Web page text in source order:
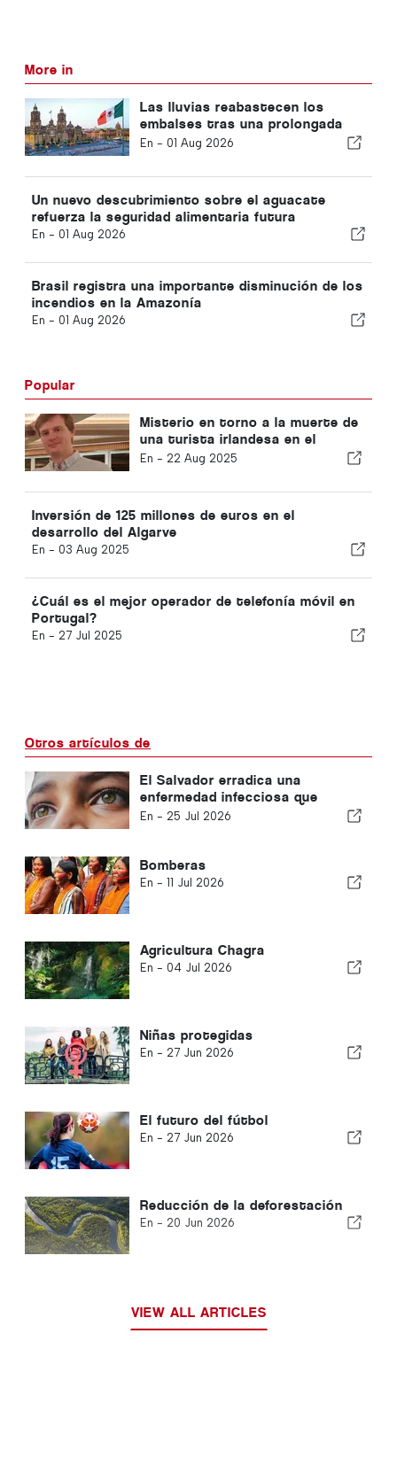
More in
Las lluvias reabastecen los
embalses tras una prolongada
sequía en México
En - 01 Aug 2026
Un nuevo descubrimiento sobre el aguacate
refuerza la seguridad alimentaria futura
En - 01 Aug 2026
Brasil registra una importante disminución de los
incendios en la Amazonía
En - 01 Aug 2026
Popular
Misterio en torno a la muerte de
una turista irlandesa en el
Algarve
En - 22 Aug 2025
Inversión de 125 millones de euros en el
desarrollo del Algarve
En - 03 Aug 2025
¿Cuál es el mejor operador de telefonía móvil en
Portugal?
En - 27 Jul 2025
Otros artículos de
El Salvador erradica una
enfermedad infecciosa que
causa ceguera
En - 25 Jul 2026
Bomberas
En - 11 Jul 2026
Agricultura Chagra
En - 04 Jul 2026
Niñas protegidas
En - 27 Jun 2026
El futuro del fútbol
En - 27 Jun 2026
Reducción de la deforestación
En - 20 Jun 2026
VIEW ALL ARTICLES